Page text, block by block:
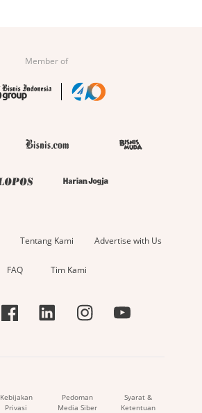
Member of
Tentang Kami Advertise with Us
FAQ Tim Kami
Kebijakan
Privasi
Pedoman
Media Siber
Syarat &
Ketentuan